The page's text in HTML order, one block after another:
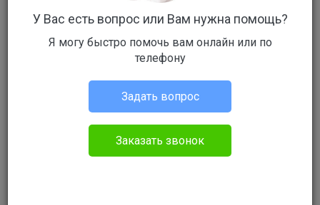
Здравствуйте, меня зовут Алексей. У меня
У Вас есть вопрос или Вам нужна помощь?
Я могу быстро помочь вам онлайн или по
телефону
Задать вопрос
Заказать звонок